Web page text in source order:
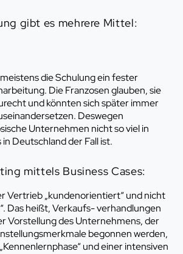
gibt es mehrere Mittel:
die Schulung ein fester
Die Franzosen glauben, sie
und könnten sich später immer
Deswegen
Unternehmen nicht so viel in
Deutschland der Fall ist.
mittels Business Cases:
Vertrieb „kundenorientiert“ und nicht
Das heißt, Verkaufs- verhandlungen
Vorstellung des Unternehmens, der
begonnen werden,
und einer intensiven